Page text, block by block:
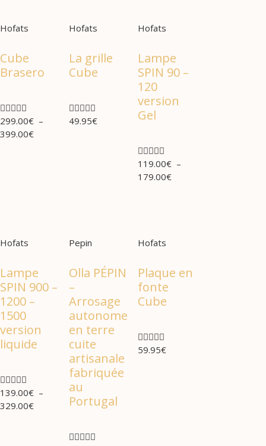
Hofats
Cube
Brasero

299.00€ –
399.00€
Hofats
La grille
Cube

49.95€
Hofats
Lampe
SPIN 90 –
120
version
Gel

119.00€ –
179.00€
Hofats
Lampe
SPIN 900 –
1200 –
1500
version
liquide

139.00€ –
329.00€
Pepin
Olla PÉPIN
–
Arrosage
autonome
en terre
cuite
artisanale
fabriquée
au
Portugal

Hofats
Plaque en
fonte
Cube

59.95€